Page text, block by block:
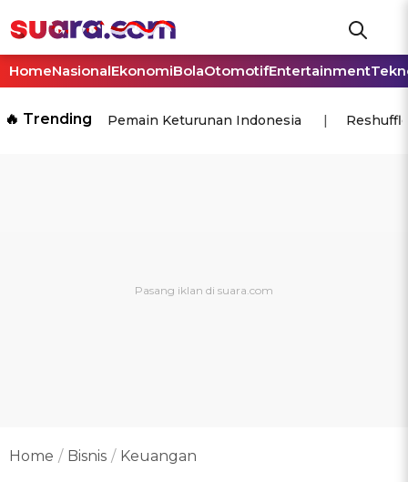
HomeNasionalEkonomiBolaOtomotifEntertainment
🔥 Trending Pemain Keturunan Indonesia
Home Bisnis Keuangan